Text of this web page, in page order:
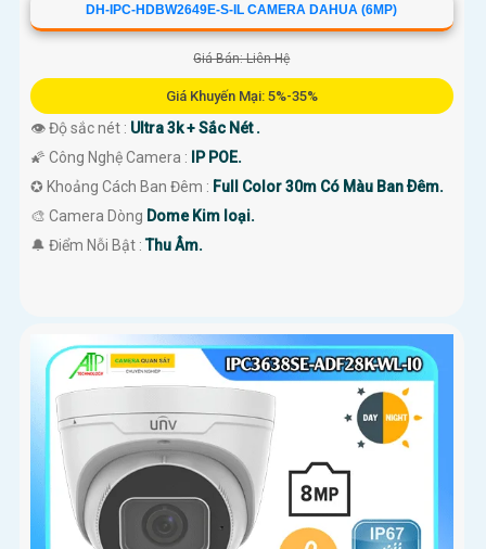
DH-IPC-HDBW2649E-S-IL CAMERA DAHUA (6MP)
Giá Bán: Liên Hệ
Giá Khuyến Mại: 5%-35%
👁 Độ sắc nét : Ultra 3k + Sắc Nét .
🌠 Công Nghệ Camera : IP POE.
✪ Khoảng Cách Ban Đêm : Full Color 30m Có Màu Ban Ðêm.
🎨 Camera Dòng Dome Kim loại.
️🔔 Điểm Nỗi Bật :Thu Âm.